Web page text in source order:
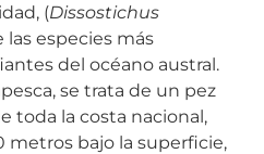
(Dissostichus
las especies más
del océano austral.
se trata de un pez
toda la costa nacional,
metros bajo la superficie,